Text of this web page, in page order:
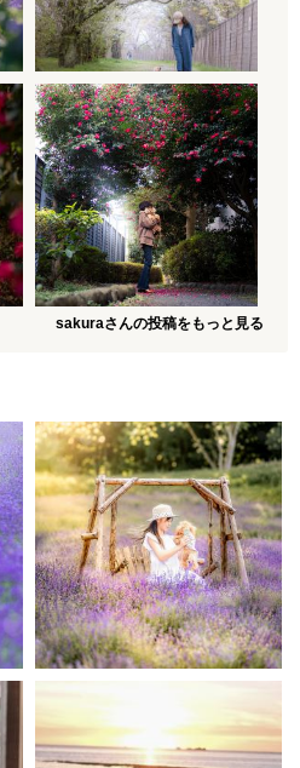
sakuraさんの投稿をもっと見る